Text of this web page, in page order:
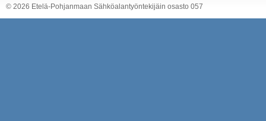
© 2026 Etelä-Pohjanmaan Sähköalantyöntekijäin osasto 057